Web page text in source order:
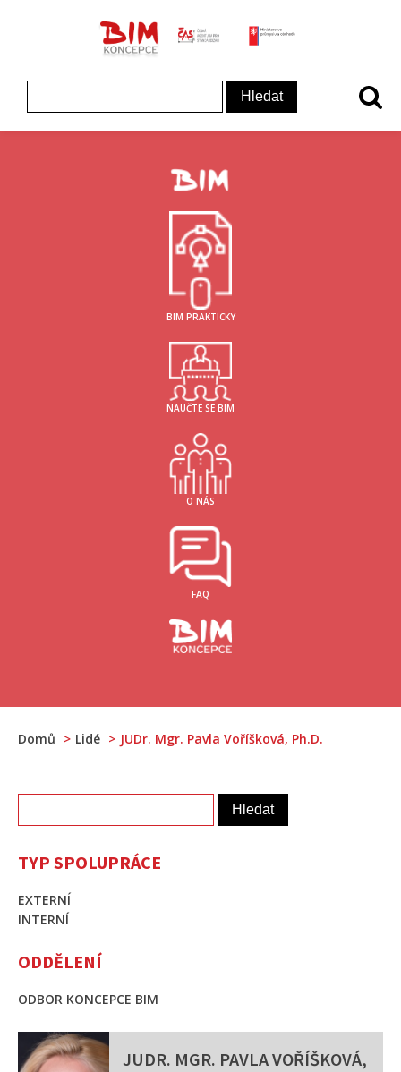
Koncepce BIM - logo
ČAS - logo
BIM PRAKTICKY
NAUČTE SE BIM
O NÁS
FAQ
Domů Lidé JUDr. Mgr. Pavla Voříšková, Ph.D.
JUDR. MGR. PAVLA VOŘÍŠKOVÁ,
TYP SPOLUPRÁCE
EXTERNÍ
INTERNÍ
ODDĚLENÍ
ODBOR KONCEPCE BIM